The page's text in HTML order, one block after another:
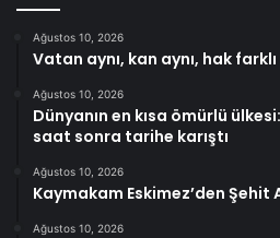
Ağustos 10, 2026
Vatan aynı, kan aynı, hak farklı
Ağustos 10, 2026
Dünyanın en kısa ömürlü
saat sonra tarihe karıştı
Ağustos 10, 2026
Kaymakam Eskimez’den
Ağustos 10, 2026